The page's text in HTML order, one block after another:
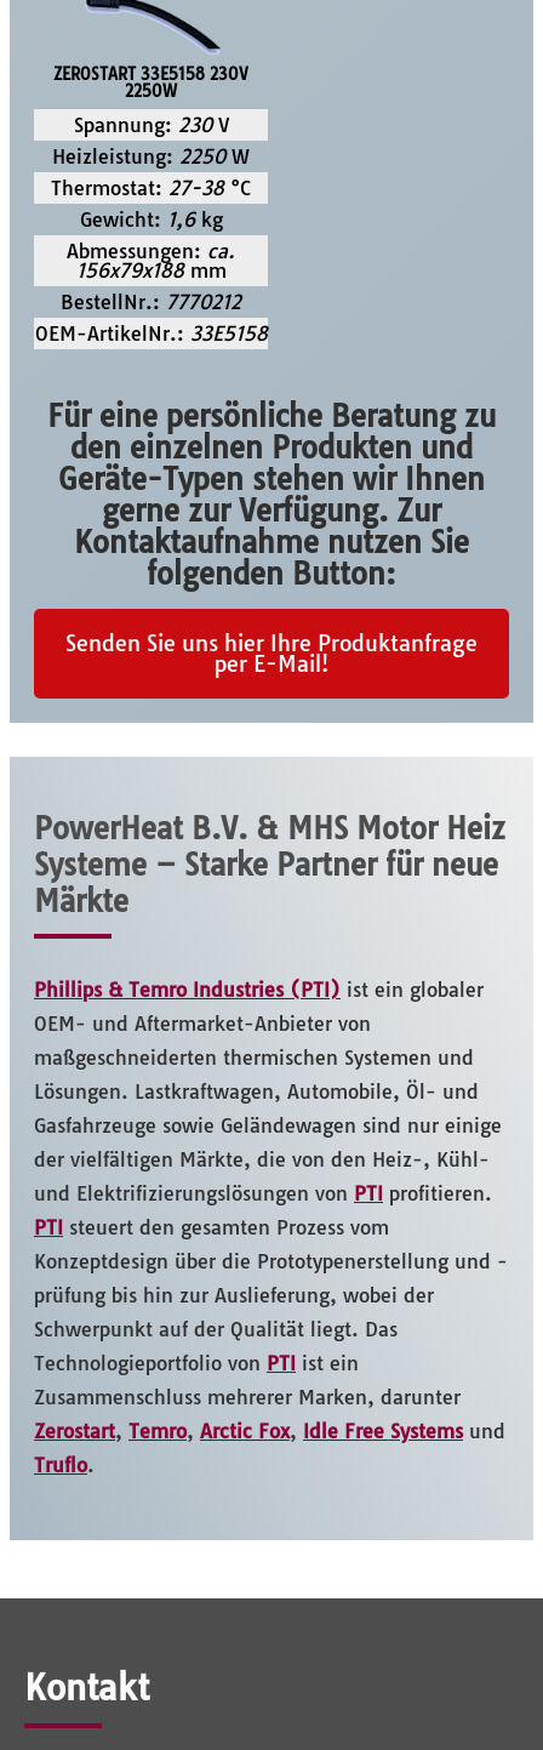
ZEROSTART 33E5158 230V
2250W
Spannung: 230 V
Heizleistung: 2250 W
Thermostat: 27-38 °C
Gewicht: 1,6 kg
Abmessungen: ca.
156x79x188 mm
BestellNr.: 7770212
OEM-ArtikelNr.: 33E5158
Für eine persönliche Beratung zu
den einzelnen Produkten und
Geräte-Typen stehen wir Ihnen
gerne zur Verfügung. Zur
Kontaktaufnahme nutzen Sie
folgenden Button:
Senden Sie uns hier Ihre Produktanfrage
per E-Mail!
PowerHeat B.V. & MHS Motor Heiz
Systeme – Starke Partner für neue
Märkte
Phillips & Temro Industries (PTI) ist ein globaler
OEM- und Aftermarket-Anbieter von
maßgeschneiderten thermischen Systemen und
Lösungen. Lastkraftwagen, Automobile, Öl- und
Gasfahrzeuge sowie Geländewagen sind nur einige
der vielfältigen Märkte, die von den Heiz-, Kühl-
und Elektrifizierungslösungen von PTI profitieren.
PTI steuert den gesamten Prozess vom
Konzeptdesign über die Prototypenerstellung und -
prüfung bis hin zur Auslieferung, wobei der
Schwerpunkt auf der Qualität liegt. Das
Technologieportfolio von PTI ist ein
Zusammenschluss mehrerer Marken, darunter
Zerostart, Temro, Arctic Fox, Idle Free Systemsund
Truflo.
Kontakt